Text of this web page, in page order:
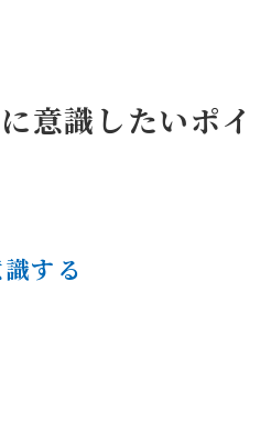
意識したいポイ
する